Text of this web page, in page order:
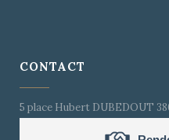
CONTACT
5 place Hubert DUBEDOUT